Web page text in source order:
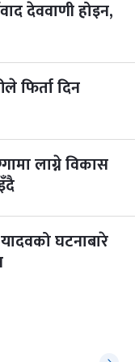
देववाणी होइन,
फिर्ता दिन
लाग्ने विकास
घटनाबारे